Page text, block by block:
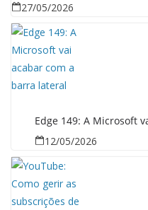
27/05/2026
Edge 149: A Microsoft
12/05/2026